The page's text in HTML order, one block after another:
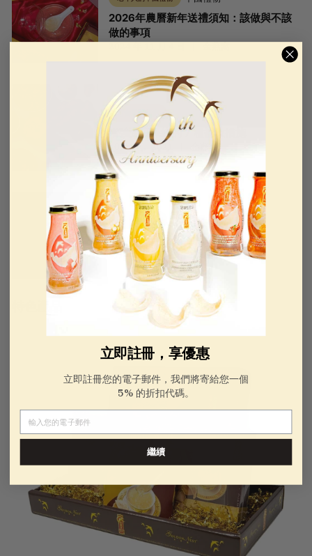
2026年農曆新年送禮須知：該做與不該
做的事項
可食用的燕窩
增強免疫系統的 7 種補救措施
10月14， 2021 金燕窩
可食用的燕窩
血燕窩 - 罕見的亞洲美食
4月06， 2022 金燕窩
立即註冊，享優惠
立即註冊您的電子郵件，我們將寄給您一個
5% 的折扣代碼。
繼續